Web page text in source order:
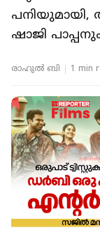
ഷാജി
രാഹുൽ ബി 1 min